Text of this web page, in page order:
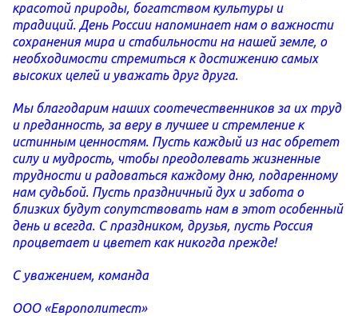
красотой природы, богатством культуры и
традиций. День России напоминает нам о важности
сохранения мира и стабильности на нашей земле, о
необходимости стремиться к достижению самых
высоких целей и уважать друг друга.
Мы благодарим наших соотечественников за их труд
и преданность, за веру в лучшее и стремление к
истинным ценностям. Пусть каждый из нас обретет
силу и мудрость, чтобы преодолевать жизненные
трудности и радоваться каждому дню, подаренному
нам судьбой. Пусть праздничный дух и забота о
близких будут сопутствовать нам в этот особенный
день и всегда. С праздником, друзья, пусть Россия
процветает и цветет как никогда прежде!
С уважением, команда
ООО «Европолитест»